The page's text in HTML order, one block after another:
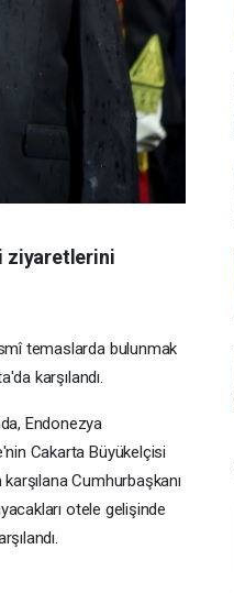
ziyaretlerini
temaslarda bulunmak
karşılandı.
Endonezya
Cakarta Büyükelçisi
Cumhurbaşkanı
otele gelişinde